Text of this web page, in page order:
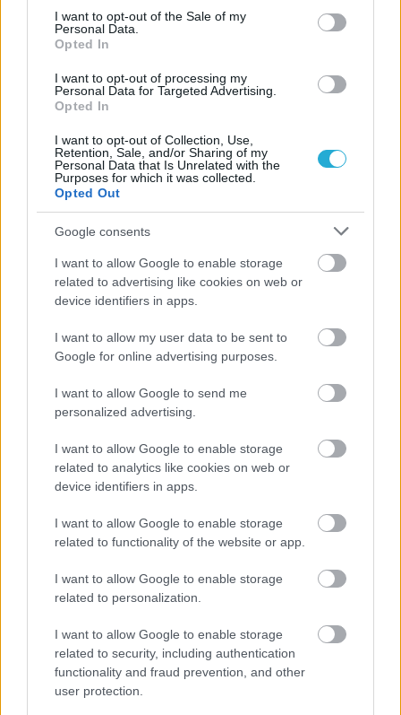
consent section.
I want to opt-out of the Sale of my
Personal Data.
Opted In
I want to opt-out of processing my
Personal Data for Targeted Advertising.
Opted In
I want to opt-out of Collection, Use,
Retention, Sale, and/or Sharing of my
Personal Data that Is Unrelated with the
Purposes for which it was collected.
Opted Out
Google consents
I want to allow Google to enable storage
related to advertising like cookies on web or
device identifiers in apps.
I want to allow my user data to be sent to
Google for online advertising purposes.
I want to allow Google to send me
personalized advertising.
I want to allow Google to enable storage
related to analytics like cookies on web or
device identifiers in apps.
I want to allow Google to enable storage
related to functionality of the website or app.
I want to allow Google to enable storage
related to personalization.
I want to allow Google to enable storage
related to security, including authentication
functionality and fraud prevention, and other
user protection.
Aκολουθήστε μας
παντού…